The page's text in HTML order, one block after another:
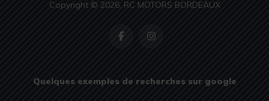
Copyright © 2026. RC MOTORS BORDEAUX
Quelques exemples de recherches sur google